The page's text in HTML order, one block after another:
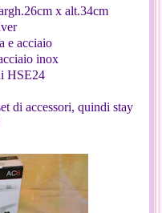
x alt.34cm
e acciaio
inox
HSE24
di accessori, quindi stay